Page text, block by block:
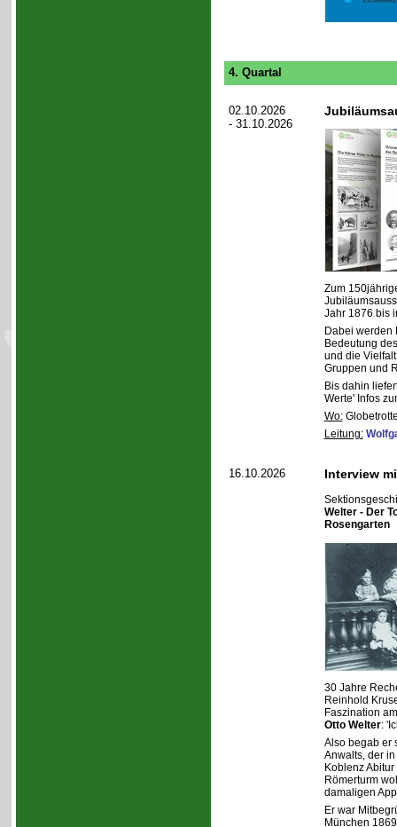
4. Quartal
02.10.2026
- 31.10.2026
Zum
Jahr 1876 bis
Dabei werden
Bedeutung
und die
Gruppen und
Bis dahin
Werte' Infos
Wo:
Leitung:
16.10.2026 Interview
Welter - Der
Rosengarten
30 Jahre
Reinhold
Faszination
Otto Welter:
Also begab er
Anwalts, der
Koblenz
Römerturm
damaligen
Er war
München